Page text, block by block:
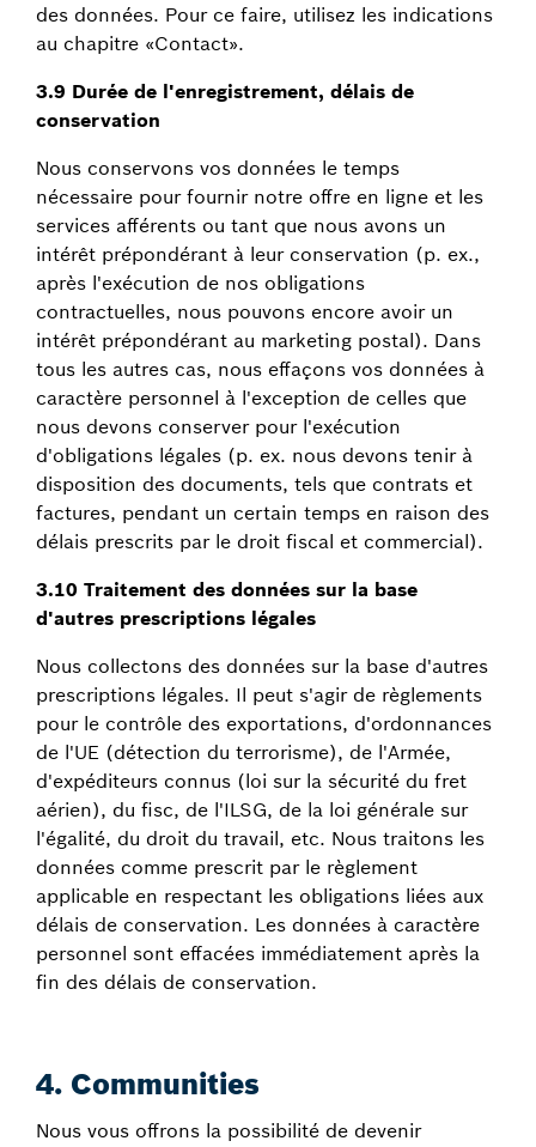
des données. Pour ce faire, utilisez les indications
au chapitre «Contact».
3.9 Durée de l'enregistrement, délais de
conservation
Nous conservons vos données le temps
nécessaire pour fournir notre offre en ligne et les
services afférents ou tant que nous avons un
intérêt prépondérant à leur conservation (p. ex.,
après l'exécution de nos obligations
contractuelles, nous pouvons encore avoir un
intérêt prépondérant au marketing postal). Dans
tous les autres cas, nous effaçons vos données à
caractère personnel à l'exception de celles que
nous devons conserver pour l'exécution
d'obligations légales (p. ex. nous devons tenir à
disposition des documents, tels que contrats et
factures, pendant un certain temps en raison des
délais prescrits par le droit fiscal et commercial).
3.10 Traitement des données sur la base
d'autres prescriptions légales
Nous collectons des données sur la base d'autres
prescriptions légales. Il peut s'agir de règlements
pour le contrôle des exportations, d'ordonnances
de l'UE (détection du terrorisme), de l'Armée,
d'expéditeurs connus (loi sur la sécurité du fret
aérien), du fisc, de l'ILSG, de la loi générale sur
l'égalité, du droit du travail, etc. Nous traitons les
données comme prescrit par le règlement
applicable en respectant les obligations liées aux
délais de conservation. Les données à caractère
personnel sont effacées immédiatement après la
fin des délais de conservation.
4. Communities
Nous vous offrons la possibilité de devenir